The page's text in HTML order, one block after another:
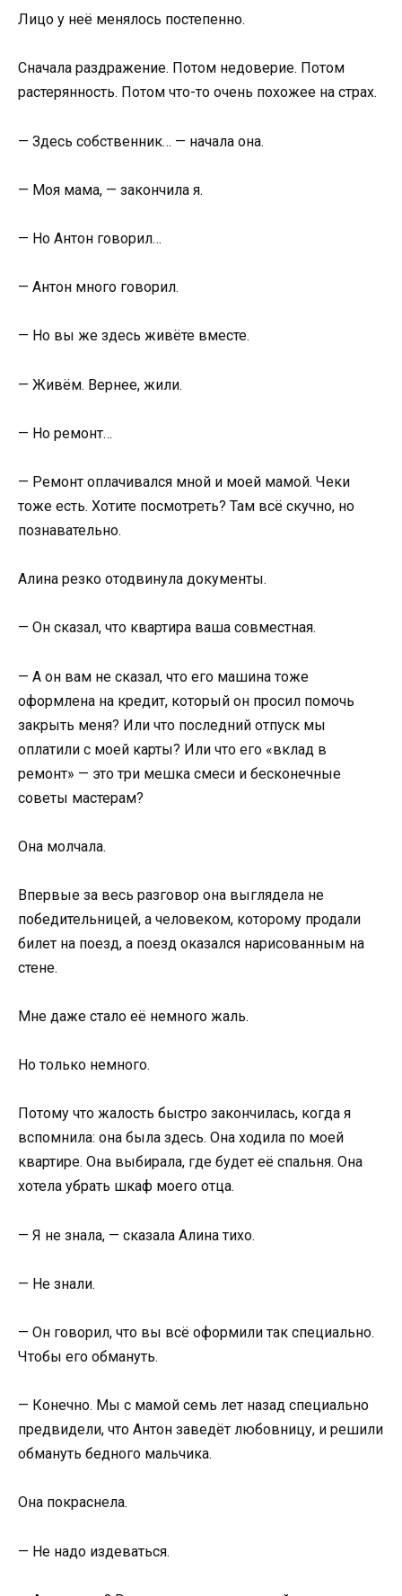
Лицо у неё менялось постепенно.
Сначала раздражение. Потом недоверие. Потом
растерянность. Потом что-то очень похожее на страх.
— Здесь собственник… — начала она.
— Моя мама, — закончила я.
— Но Антон говорил…
— Антон много говорил.
— Но вы же здесь живёте вместе.
— Живём. Вернее, жили.
— Но ремонт…
— Ремонт оплачивался мной и моей мамой. Чеки
тоже есть. Хотите посмотреть? Там всё скучно, но
познавательно.
Алина резко отодвинула документы.
— Он сказал, что квартира ваша совместная.
— А он вам не сказал, что его машина тоже
оформлена на кредит, который он просил помочь
закрыть меня? Или что последний отпуск мы
оплатили с моей карты? Или что его «вклад в
ремонт» — это три мешка смеси и бесконечные
советы мастерам?
Она молчала.
Впервые за весь разговор она выглядела не
победительницей, а человеком, которому продали
билет на поезд, а поезд оказался нарисованным на
стене.
Мне даже стало её немного жаль.
Но только немного.
Потому что жалость быстро закончилась, когда я
вспомнила: она была здесь. Она ходила по моей
квартире. Она выбирала, где будет её спальня. Она
хотела убрать шкаф моего отца.
— Я не знала, — сказала Алина тихо.
— Не знали.
— Он говорил, что вы всё оформили так специально.
Чтобы его обмануть.
— Конечно. Мы с мамой семь лет назад специально
предвидели, что Антон заведёт любовницу, и решили
обмануть бедного мальчика.
Она покраснела.
— Не надо издеваться.